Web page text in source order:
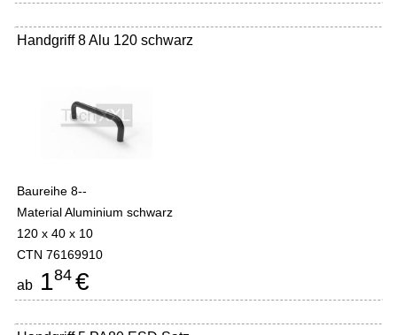
Handgriff 8 Alu 120 schwarz
Baureihe 8--
Material Aluminium schwarz
120 x 40 x 10
CTN 76169910
ab 184 €